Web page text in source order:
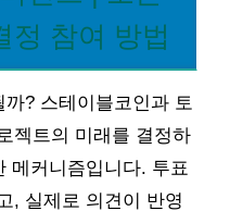
정 참여 방법
? 스테이블코인과 토
젝트의 미래를 결정하
메커니즘입니다. 투표
, 실제로 의견이 반영